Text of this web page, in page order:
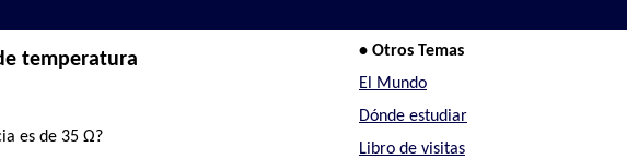
temperatura
es de 35 Ω?
• Otros Temas
El Mundo
Dónde estudiar
Libro de visitas